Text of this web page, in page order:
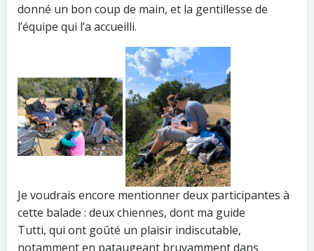
donné un bon coup de main, et la gentillesse de
l’équipe qui l’a accueilli.
Je voudrais encore mentionner deux participantes à
cette balade : deux chiennes, dont ma guide
Tutti, qui ont goûté un plaisir indiscutable,
notamment en pataugeant bruyamment dans